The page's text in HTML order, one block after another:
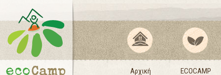
Αρχική ECOCAMP